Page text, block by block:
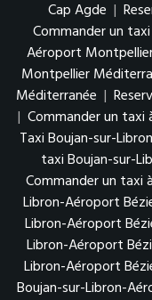
Cap Agde |
Commander un
Aéroport
Montpellier
Méditerranée |
| Commander un
Taxi Boujan-sur-Libron
taxi Boujan-sur-
Commander un taxi
Libron-Aéroport
Libron-Aéroport
Libron-Aéroport
Libron-Aéroport
Boujan-sur-Libron-